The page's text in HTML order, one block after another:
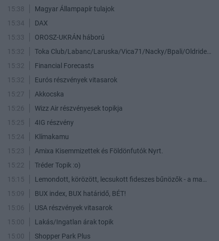
15:38
Magyar Állampapír tulajok
15:34
DAX
15:33
OROSZ-UKRÁN háború
15:32
15:32
Financial Forecasts
15:32
Eurós részvények vitasarok
15:27
Akkocska
15:26
Wizz Air részvényesek topikja
15:25
4IG részvény
15:24
Klímakamu
15:23
Amixa Kisemmizettek és Földönfutók Nyrt.
15:22
Tréder Topik :o)
15:15
15:09
BUX index, BUX határidő, BÉT!
15:06
USA részvények vitasarok
15:00
Lakás/Ingatlan árak topik
15:00
Shopper Park Plus